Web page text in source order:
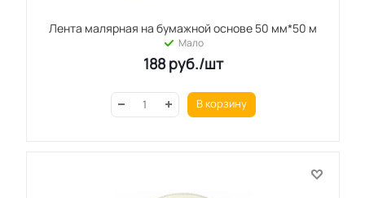
Лента малярная на бумажной основе 50 мм*50 м
Мало
188руб./шт
В корзину